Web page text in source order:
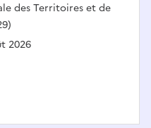
des Territoires et de
2026
de port adjoint en